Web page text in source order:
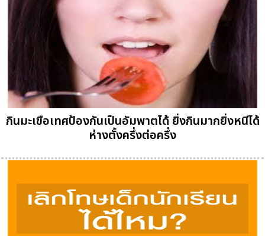
กินมะเขือเทศป้องกันเป็นอัมพาตได้ ยิ่งกินมากยิ่งหนีได้
ห่างตั้งครึ่งต่อครึ่ง